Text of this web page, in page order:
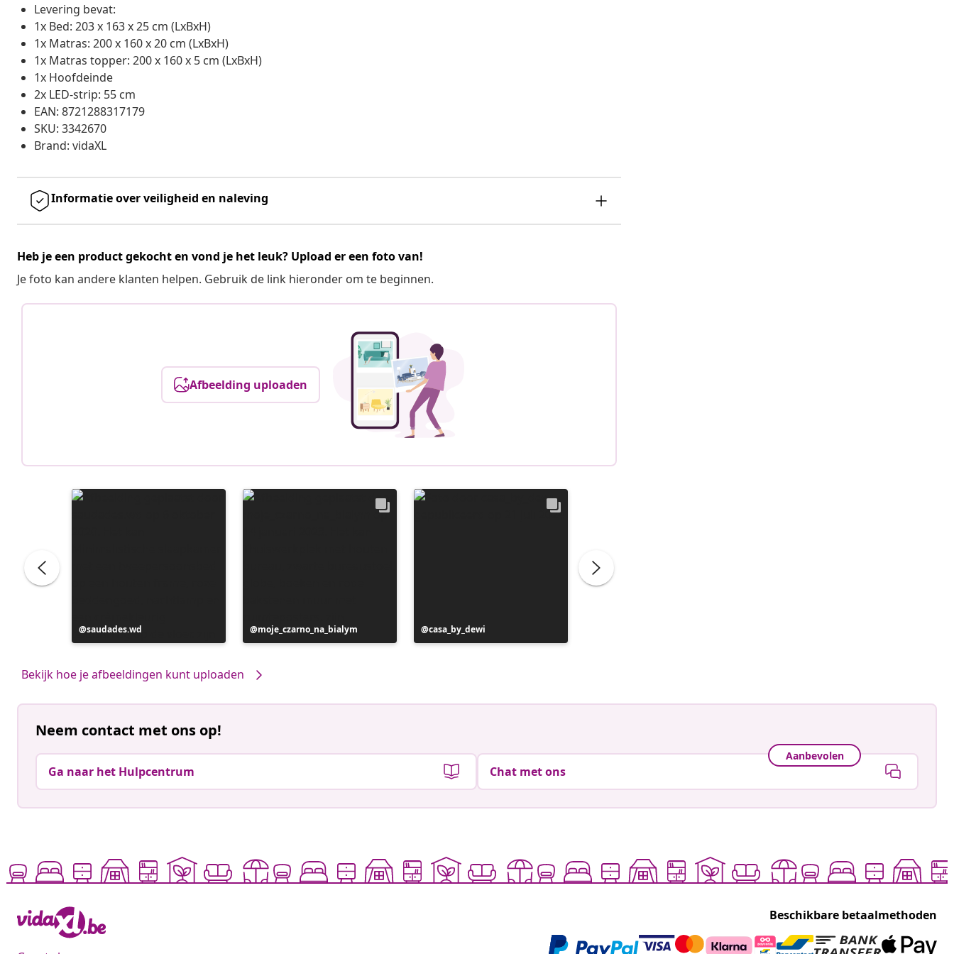
Levering bevat:
1x Bed: 203 x 163 x 25 cm (LxBxH)
1x Matras: 200 x 160 x 20 cm (LxBxH)
1x Matras topper: 200 x 160 x 5 cm (LxBxH)
1x Hoofdeinde
2x LED-strip: 55 cm
EAN: 8721288317179
SKU: 3342670
Brand: vidaXL
Informatie over veiligheid en naleving
Heb je een product gekocht en vond je het leuk? Upload er een foto van!
Je foto kan andere klanten helpen. Gebruik de link hieronder om te beginnen.
Afbeelding uploaden
Bericht
gepubliceerd
saudades.wd
Bericht
gepubliceerd
moje_czarno_na_bialym
Bericht
gepubliceerd
casa_by_dewi
Bekijk hoe je afbeeldingen kunt uploaden
Neem contact met ons op!
Ga naar het Hulpcentrum
Aanbevolen
Chat met ons
Beschikbare betaalmethoden